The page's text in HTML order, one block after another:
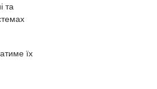
та
їх